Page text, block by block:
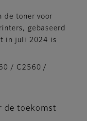
de toner voor
gebaseerd
in juli 2024 is
/ C2560 /
de toekomst